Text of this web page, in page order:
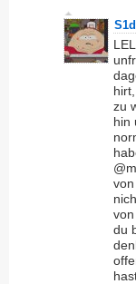
zu
hin
du